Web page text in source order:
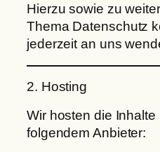
Hierzu sowie zu
Thema Datenschutz
jederzeit an uns
2. Hosting
Wir hosten die
folgendem Anbieter: